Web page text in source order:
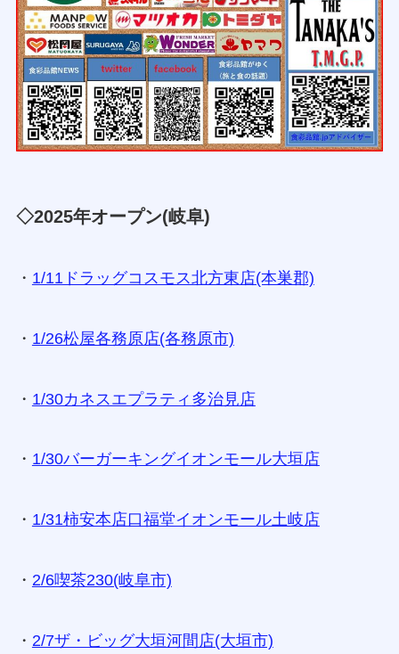
◇2025年オープン(岐阜)
・ 1/11ドラッグコスモス北方東店(本巣郡)
・ 1/26松屋各務原店(各務原市)
・ 1/30カネスエプラティ多治見店
・ 1/30バーガーキングイオンモール大垣店
・ 1/31柿安本店口福堂イオンモール土岐店
・ 2/6喫茶230(岐阜市)
・ 2/7ザ・ビッグ大垣河間店(大垣市)